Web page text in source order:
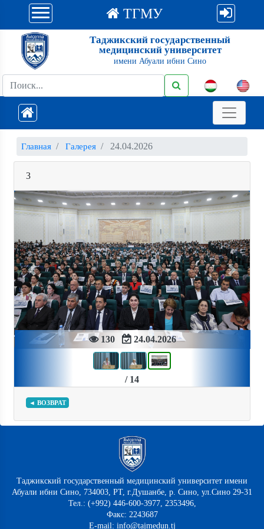
ТГМУ
Таджикский государственный
медицинский университет
имени Абуали ибни Сино
Главная Галерея 24.04.2026
3
130 24.04.2026
Previous Next
/ 14
◄ ВОЗВРАТ
Таджикский государственный медицинский университет имени
Абуали ибни Сино, 734003, РТ, г.Душанбе, р. Сино, ул.Сино 29-31
Тел.: (+992) 446-600-3977, 2353496,
Факс: 2243687
E-mail: info@tajmedun.tj